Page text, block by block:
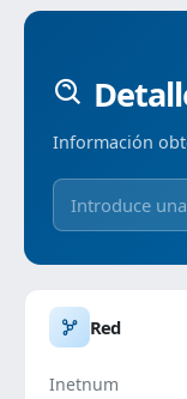
Información
Red
Inetnum